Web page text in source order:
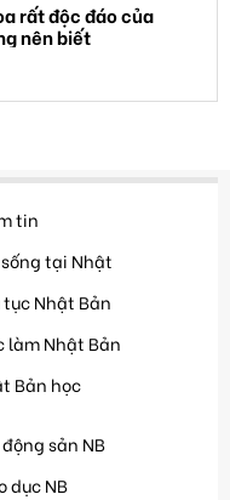
rất độc đáo của
nên biết
tin
tại Nhật
tục Nhật Bản
làm Nhật Bản
Bản học
sản NB
dục NB